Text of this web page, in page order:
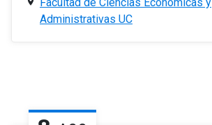
Administrativas UC